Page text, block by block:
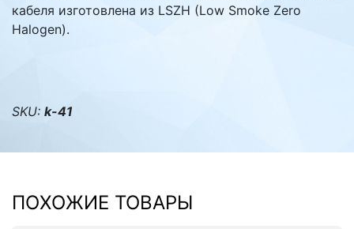
кабеля изготовлена из LSZH (Low Smoke Zero
Halogen).
SKU: k-41
ПОХОЖИЕ ТОВАРЫ